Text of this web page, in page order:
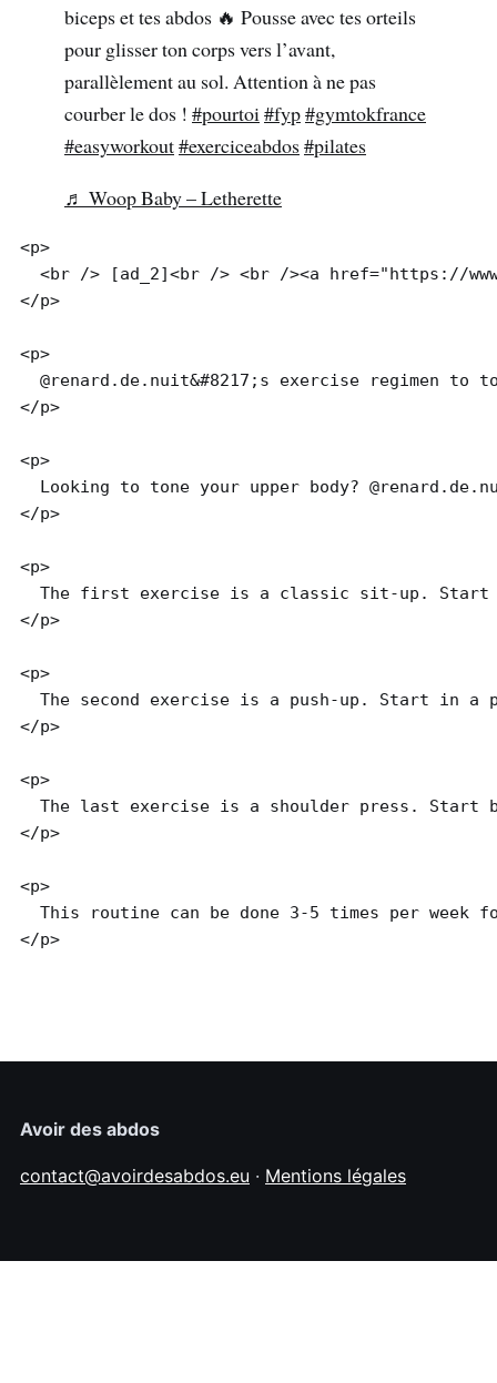
biceps et tes abdos 🔥 Pousse avec tes orteils
pour glisser ton corps vers l’avant,
parallèlement au sol. Attention à ne pas
courber le dos ! #pourtoi#fyp#gymtokfrance
#easyworkout#exerciceabdos#pilates
♬ Woop Baby – Letherette
<p>
<br /> [ad_2]<br /> <br /><a href="https://
</p>
<p>
@renard.de.nuit&#8217;s exercise regimen to
</p>
<p>
Looking to tone your upper body?
</p>
<p>
The first exercise is a classic sit-up.
</p>
<p>
The second exercise is a push-up. Start in a
</p>
<p>
The last exercise is a shoulder press. Start
</p>
<p>
This routine can be done 3-5 times per week
Avoir des abdos
contact@avoirdesabdos.eu · Mentions légales